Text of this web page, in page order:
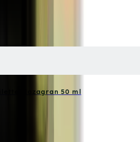
Mazagran 50 ml